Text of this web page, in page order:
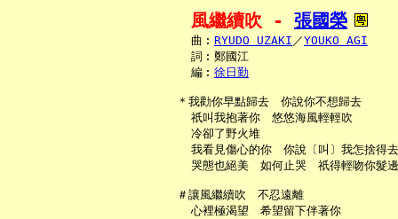
風繼續吹 - 張國榮
     曲︰
RYUDO UZAKI ／YOUKO AGI
     詞︰鄭國江
     編︰
徐日勤
   ＊我勸你早點歸去　你說你不想歸去
     祇叫我抱著你　悠悠海風輕輕吹
     冷卻了野火堆
     我看見傷心的你　你說〔叫〕我怎捨得去
     哭態也絕美　如何止哭　祇得輕吻你髮邊
   ＃讓風繼續吹　不忍遠離
     心裡極渴望　希望留下伴著你